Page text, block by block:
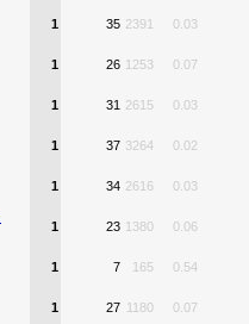
1 35 2391 0.03
1 26 1253 0.07
1 31 2615 0.03
1 37 3264 0.02
1 34 2616 0.03
1 23 1380 0.06
1 7 165 0.54
1 27 1180 0.07